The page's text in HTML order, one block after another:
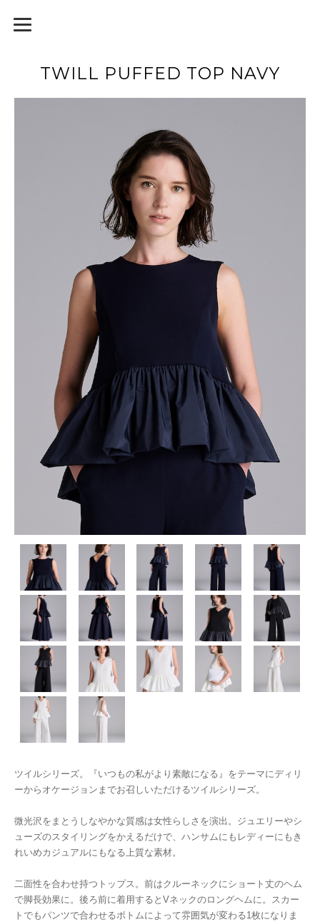
TWILL PUFFED TOP NAVY
ツイルシリーズ。『いつもの私がより素敵になる』をテーマにディリ
ーからオケージョンまでお召しいただけるツイルシリーズ。
微光沢をまとうしなやかな質感は女性らしさを演出。ジュエリーやシ
ューズのスタイリングをかえるだけで、ハンサムにもレディーにもき
れいめカジュアルにもなる上質な素材。
二面性を合わせ持つトップス。前はクルーネックにショート丈のヘム
で脚長効果に。後ろ前に着用するとVネックのロングヘムに。スカー
トでもパンツで合わせるボトムによって雰囲気が変わる1枚になりま